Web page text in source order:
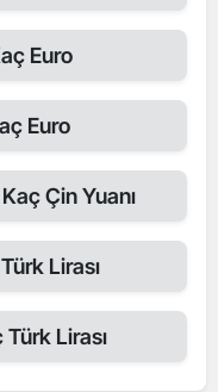
Euro
Euro
Kaç Çin Yuanı
Lirası
Lirası